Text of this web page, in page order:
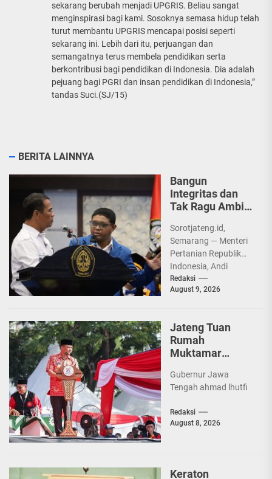
sekarang berubah menjadi UPGRIS. Beliau sangat
menginspirasi bagi kami. Sosoknya semasa hidup telah
turut membantu UPGRIS mencapai posisi seperti
sekarang ini. Lebih dari itu, perjuangan dan
semangatnya terus membela pendidikan serta
berkontribusi bagi pendidikan di Indonesia. Dia adalah
pejuang bagi PGRI dan insan pendidikan di Indonesia,”
tandas Suci.(SJ/15)
BERITA LAINNYA
Bangun
Integritas dan
Tak Ragu Ambil
Menteri
Pertanian
Amran Sulaiman
Kobarkan
Semangat
Diponegoro
Sorotjateng.id,
Semarang — Menteri
Pertanian Republik
Indonesia, Andi
Amran Sulaiman,
membakar semangat
Universitas
Diponegoro (UNDIP).
Di...
Redaksi
August 9, 2026
Jateng Tuan
Rumah
Muktamar
Ahmad Luthfi
Dorong Pencak
Penguat
Persatuan
Gubernur Jawa
Tengah ahmad lhutfi
Redaksi
August 8, 2026
Keraton